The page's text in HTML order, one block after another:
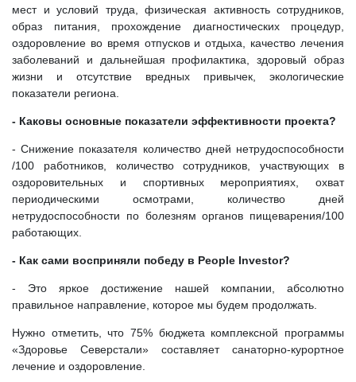
мест и условий труда, физическая активность сотрудников,
образ питания, прохождение диагностических процедур,
оздоровление во время отпусков и отдыха, качество лечения
заболеваний и дальнейшая профилактика, здоровый образ
жизни и отсутствие вредных привычек, экологические
показатели региона.
- Каковы основные показатели эффективности проекта?
- Снижение показателя количество дней нетрудоспособности
/100 работников, количество сотрудников, участвующих в
оздоровительных и спортивных мероприятиях, охват
периодическими осмотрами, количество дней
нетрудоспособности по болезням органов пищеварения/100
работающих.
- Как сами восприняли победу в People Investor?
- Это яркое достижение нашей компании, абсолютно
правильное направление, которое мы будем продолжать.
Нужно отметить, что 75% бюджета комплексной программы
«Здоровье Северстали» составляет санаторно-курортное
лечение и оздоровление.